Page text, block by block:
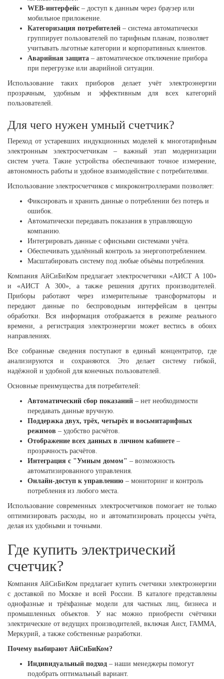
WEB-интерфейс – доступ к данным через браузер или
мобильное приложение.
Категоризация потребителей – система автоматически
группирует пользователей по тарифным планам, позволяет
учитывать льготные категории и корпоративных клиентов.
Аварийная защита – автоматическое отключение прибора
при перегрузке или аварийной ситуации.
Использование таких приборов делает учёт электроэнергии
прозрачным, удобным и эффективным для всех категорий
пользователей.
Для чего нужен умный счетчик?
Переход от устаревших индукционных моделей к многотарифным
электронным электросчетчикам – важный этап модернизации
систем учета. Такие устройства обеспечивают точное измерение,
автономность работы и удобное взаимодействие с потребителями.
Использование электросчетчиков с микроконтроллерами позволяет:
Фиксировать и хранить данные о потреблении без потерь и
ошибок.
Автоматически передавать показания в управляющую
компанию.
Интегрировать данные с офисными системами учёта.
Обеспечивать удалённый контроль за энергопотреблением.
Масштабировать систему под любые объёмы потребления.
Компания АйСиБиКом предлагает электросчетчики «АИСТ А 100»
и «АИСТ А 300», а также решения других производителей.
Приборы работают через измерительные трансформаторы и
передают данные по беспроводным интерфейсам в центры
обработки. Вся информация отображается в режиме реального
времени, а регистрация электроэнергии может вестись в обоих
направлениях.
Все собранные сведения поступают в единый концентратор, где
анализируются и сохраняются. Это делает систему гибкой,
надёжной и удобной для конечных пользователей.
Основные преимущества для потребителей:
Автоматический сбор показаний – нет необходимости
передавать данные вручную.
Поддержка двух, трёх, четырёх и восьмитарифных
режимов – удобство расчётов.
Отображение всех данных в личном кабинете –
прозрачность расчётов.
Интеграция с "Умным домом" – возможность
автоматизированного управления.
Онлайн-доступ к управлению – мониторинг и контроль
потребления из любого места.
Использование современных электросчетчиков помогает не только
оптимизировать расходы, но и автоматизировать процессы учёта,
делая их удобными и точными.
Где купить электрический
счетчик?
Компания АйСиБиКом предлагает купить счетчики электроэнергии
с доставкой по Москве и всей России. В каталоге представлены
однофазные и трёхфазные модели для частных лиц, бизнеса и
промышленных объектов. У нас можно приобрести счётчики
электрические от ведущих производителей, включая Аист, ГАММА,
Меркурий, а также собственные разработки.
Почему выбирают АйСиБиКом?
Индивидуальный подход – наши менеджеры помогут
подобрать оптимальный вариант.